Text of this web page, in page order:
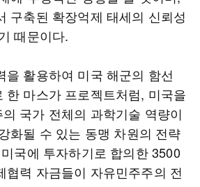
구축된 확장억제 태세의 신뢰성
때문이다.
을 활용하여 미국 해군의 함선
한 마스가 프로젝트처럼, 미국을
국가 전체의 과학기술 역량이
화될 수 있는 동맹 차원의 전략
국에 투자하기로 합의한 3500
협력 자금들이 자유민주주의 전